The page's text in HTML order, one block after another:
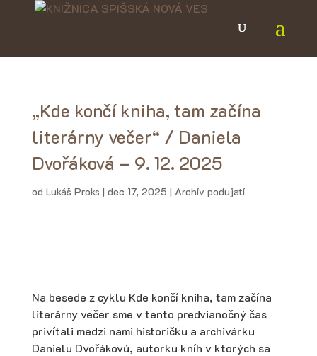
„Kde končí kniha, tam začína
literárny večer“ / Daniela
Dvořáková – 9. 12. 2025
od Lukáš Proks | dec 17, 2025 | Archív podujatí
Na besede z cyklu Kde končí kniha, tam začína
literárny večer sme v tento predvianočný čas
privítali medzi nami historičku a archivárku
Danielu Dvořákovú, autorku kníh v ktorých sa